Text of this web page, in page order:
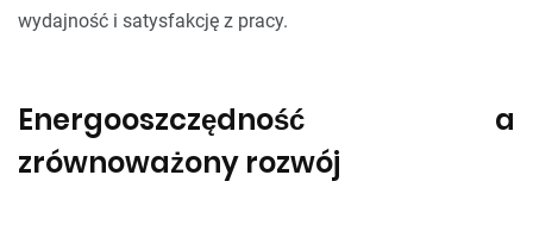
wydajność i satysfakcję z pracy.
Energooszczędność a
zrównoważony rozwój